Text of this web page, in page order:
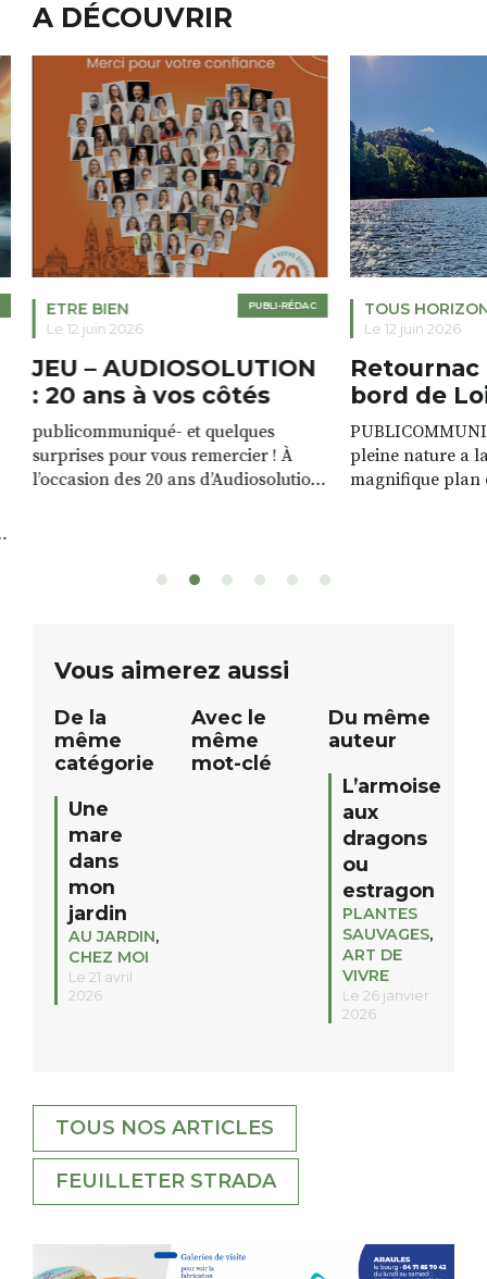
A DÉCOUVRIR
PUBLI-RÉDAC
ETRE BIEN
Le 12 juin 2026
JEU – AUDIOSOLUTION
: 20 ans à vos côtés
publicommuniqué- et quelques
surprises pour vous remercier ! À
l’occasion des 20 ans d’Audiosolution,
sont à gagner, sélectionnés auprès
12h à […]
TOUS
Le 12 juin 2026
Retournac
bord de
pleine nature a
magnifique plan
Vous aimerez aussi
De la
même
catégorie
Une
mare
dans
mon
jardin
AU JARDIN,
CHEZ MOI
Le 21 avril
2026
Avec le
même
mot-clé
Du même
auteur
L’armoise
aux
dragons
ou
estragon
PLANTES
SAUVAGES,
ART DE
VIVRE
Le 26 janvier
2026
TOUS NOS ARTICLES
FEUILLETER STRADA